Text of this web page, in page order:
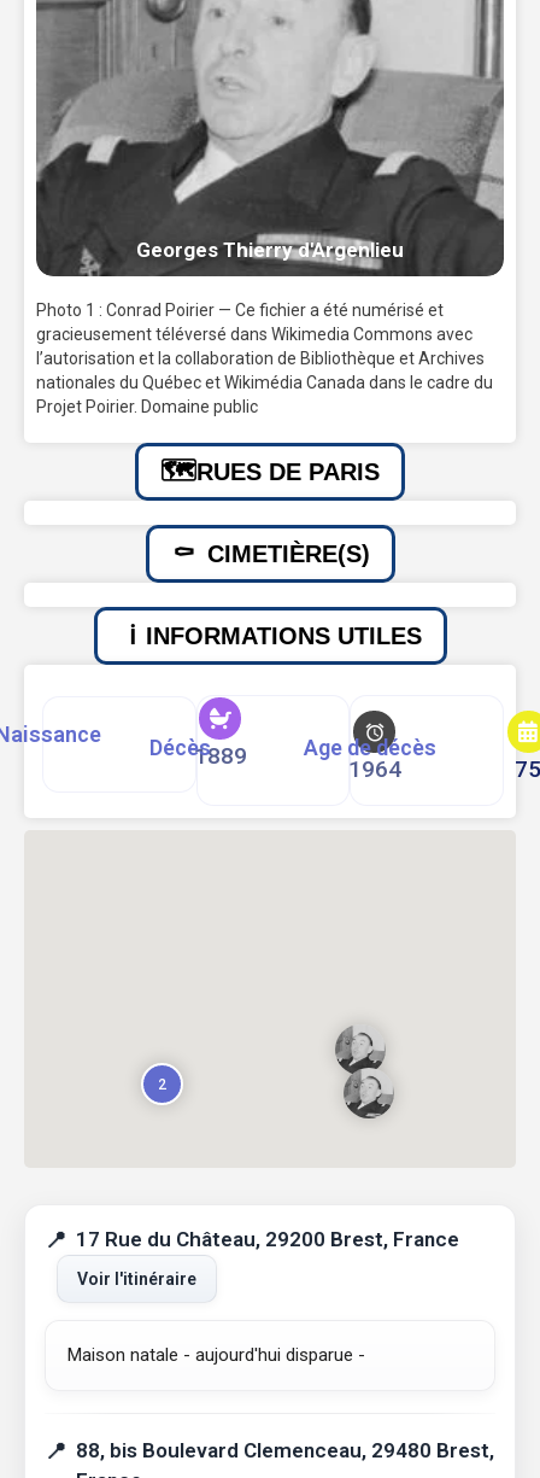
Georges Thierry d'Argenlieu
Photo 1 : Conrad Poirier — Ce fichier a été numérisé et
gracieusement téléversé dans Wikimedia Commons avec
l’autorisation et la collaboration de Bibliothèque et Archives
nationales du Québec et Wikimédia Canada dans le cadre du
Projet Poirier. Domaine public
RUES DE PARIS
CIMETIÈRE(S)
INFORMATIONS UTILES
1889
Décès
1964
Age de décès
2
17 Rue du Château, 29200 Brest, France
Voir l'itinéraire
Maison natale - aujourd'hui disparue -
88, bis Boulevard Clemenceau, 29480 Brest,